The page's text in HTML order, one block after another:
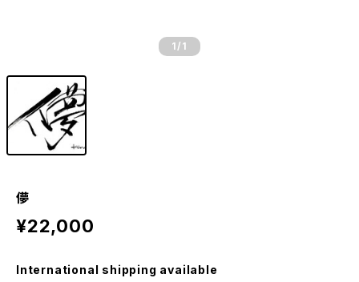
1 /1
儚
¥22,000
International shipping available